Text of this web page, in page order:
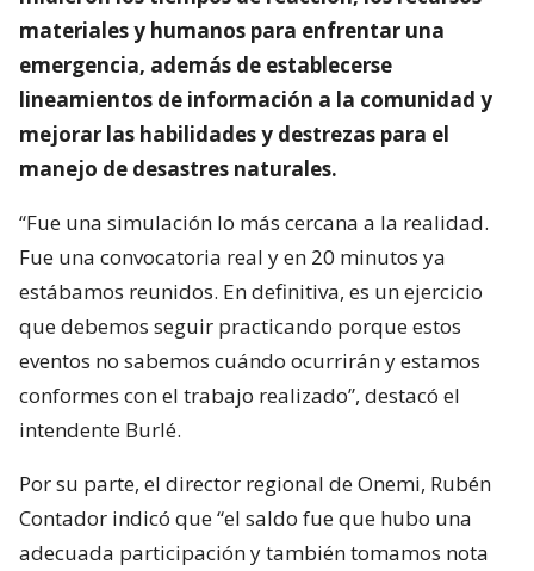
materiales y humanos para enfrentar una
emergencia, además de establecerse
lineamientos de información a la comunidad y
mejorar las habilidades y destrezas para el
manejo de desastres naturales.
“Fue una simulación lo más cercana a la realidad.
Fue una convocatoria real y en 20 minutos ya
estábamos reunidos. En definitiva, es un ejercicio
que debemos seguir practicando porque estos
eventos no sabemos cuándo ocurrirán y estamos
conformes con el trabajo realizado”, destacó el
intendente Burlé.
Por su parte, el director regional de Onemi, Rubén
Contador indicó que “el saldo fue que hubo una
adecuada participación y también tomamos nota